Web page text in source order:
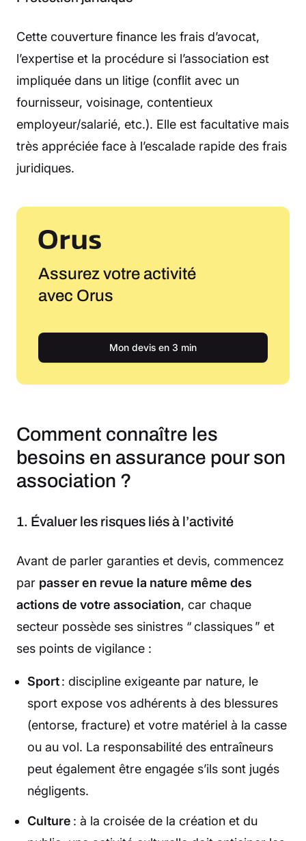
Cette couverture finance les frais d’avocat,
l’expertise et la procédure si l’association est
impliquée dans un litige (conflit avec un
fournisseur, voisinage, contentieux
employeur/salarié, etc.). Elle est facultative mais
très appréciée face à l’escalade rapide des frais
juridiques.
Assurez votre activité
avec Orus
Mon devis en 3 min
Comment connaître les
besoins en assurance pour son
association ?
1. Évaluer les risques liés à l’activité
Avant de parler garanties et devis, commencez
par passer en revue la nature même des
actions de votre association, car chaque
secteur possède ses sinistres “ classiques ” et
ses points de vigilance :
Sport: discipline exigeante par nature, le
sport expose vos adhérents à des blessures
(entorse, fracture) et votre matériel à la casse
ou au vol. La responsabilité des entraîneurs
peut également être engagée s’ils sont jugés
négligents.
Culture : à la croisée de la création et du